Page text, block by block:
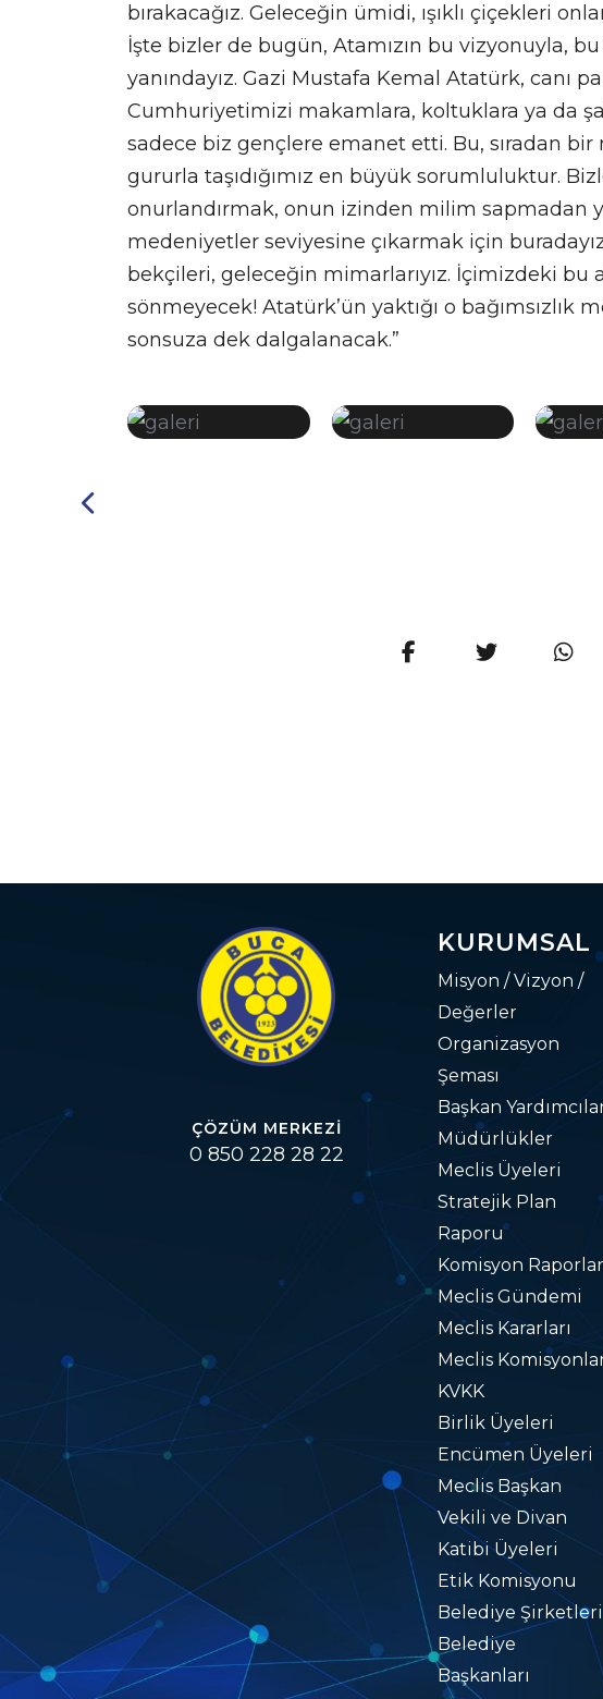
bırakacağız. Geleceğin ümidi, ışıklı çiçekleri
İşte bizler de bugün, Atamızın bu vizyonuyla,
yanındayız. Gazi Mustafa Kemal Atatürk, canı
Cumhuriyetimizi makamlara, koltuklara ya da
sadece biz gençlere emanet etti. Bu, sıradan bir
gururla taşıdığımız en büyük sorumluluktur.
onurlandırmak, onun izinden milim sapmadan
medeniyetler seviyesine çıkarmak için buradayız.
bekçileri, geleceğin mimarlarıyız. İçimizdeki bu
sönmeyecek! Atatürk’ün yaktığı o bağımsızlık
sonsuza dek dalgalanacak.”
ÇÖZÜM MERKEZI
0 850 228 28 22
KURUMSAL
Misyon / Vizyon /
Değerler
Organizasyon
Şeması
Başkan
Müdürlükler
Meclis Üyeleri
Stratejik Plan
Raporu
Komisyon
Meclis Gündemi
Meclis Kararları
Meclis
KVKK
Birlik Üyeleri
Encümen Üyeleri
Meclis Başkan
Vekili ve Divan
Katibi Üyeleri
Etik Komisyonu
Belediye Şirketleri
Belediye
Başkanları